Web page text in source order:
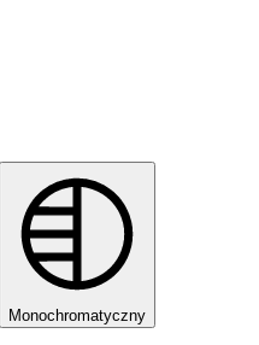
Monochromatyczny